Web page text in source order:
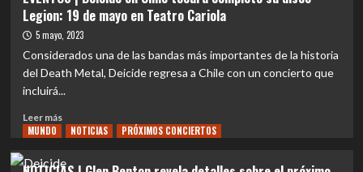
de
REVIEW
|
«Cuando
se
desató:
impactante
presentación
Legion: 19 de mayo en Teatro Cariola
5 mayo, 2023
Considerados una de las bandas más importantes de la historia
del Death Metal, Deicide regresa a Chile con un concierto que
incluirá...
Leer másLeer
más
EVENTOS
MUNDO NOTICIAS PRÓXIMOS CONCIERTOS